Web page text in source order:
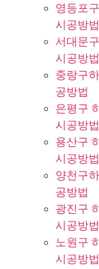
영등포
시공방법
서대문
시공방법
중랑구
공방법
은평구
시공방법
용산구
시공방법
양천구
공방법
광진구
시공방법
노원구
시공방법